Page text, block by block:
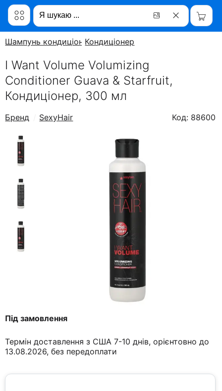
Шампунь кондиціонерКондиціонер
I Want Volume Volumizing
Conditioner Guava & Starfruit,
Кондиціонер, 300 мл
Бренд SexyHair Код: 88600
Під замовлення
Термін доставлення з США 7-10 днів, орієнтовно до
13.08.2026, без передоплати